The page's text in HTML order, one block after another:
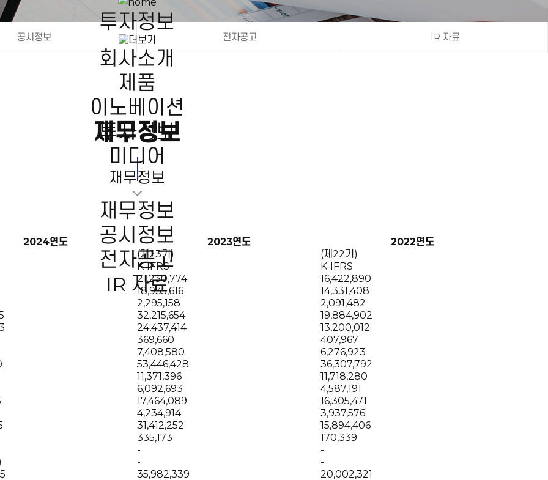
투자정보
회사소개
제품
이노베이션
투자정보
미디어
재무정보
재무정보
공시정보
전자공고
IR 자료
공시정보 전자공고 IR 자료
재무정보
2024연도 2023연도
2022연도
(제23기)
(제22기)
K-IFRS
K-IFRS
21,230,774
16,422,890
18,935,616
14,331,408
2,295,158
2,091,482
32,215,654
19,884,902
24,437,414
13,200,012
369,660
407,967
7,408,580
6,276,923
53,446,428
36,307,792
11,371,396
11,718,280
6,092,693
4,587,191
17,464,089
16,305,471
4,234,914
3,937,576
31,412,252
15,894,406
335,173
170,339
-
-
-
-
35,982,339
20,002,321